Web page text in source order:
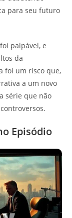
para seu futuro
palpável, e
da
foi um risco que,
a um novo
série que não
Episódio